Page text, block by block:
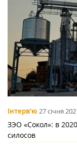
Інтерв'ю 27 січня
ЗЭО «Сокол»: в
силосов